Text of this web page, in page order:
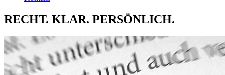
RECHT. KLAR. PERSÖNLICH.